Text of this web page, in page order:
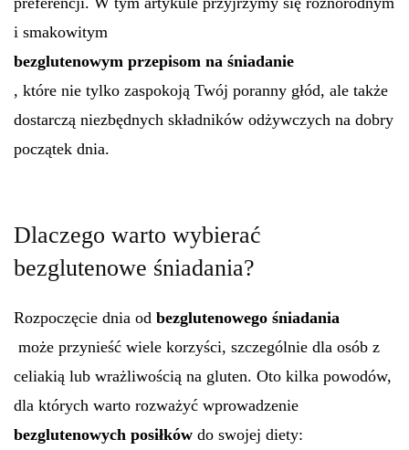
i smakowitym
bezglutenowym przepisom na śniadanie
, które nie tylko zaspokoją Twój poranny głód, ale także
dostarczą niezbędnych składników odżywczych na dobry
początek dnia.
Dlaczego warto wybierać
bezglutenowe śniadania?
Rozpoczęcie dnia od bezglutenowego śniadania
może przynieść wiele korzyści, szczególnie dla osób z
celiakią lub wrażliwością na gluten. Oto kilka powodów,
dla których warto rozważyć wprowadzenie
bezglutenowych posiłków do swojej diety: